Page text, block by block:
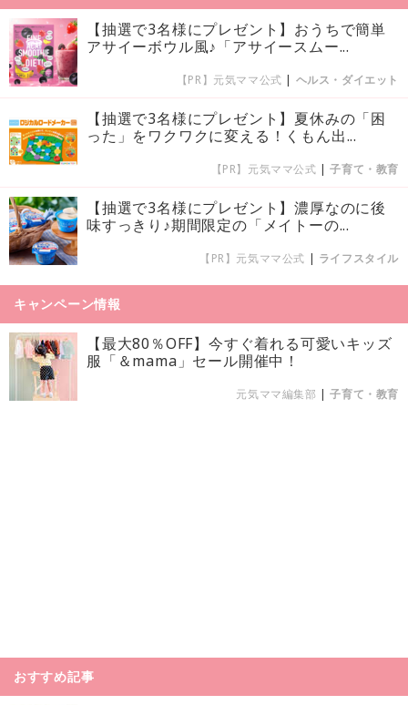
【抽選で3名様にプレゼント】おうちで簡単
アサイーボウル風♪「アサイースムー...
【PR】元気ママ公式 | ヘルス・ダイエット
【抽選で3名様にプレゼント】夏休みの「困
った」をワクワクに変える！くもん出...
【PR】元気ママ公式 |子育て・教育
【抽選で3名様にプレゼント】濃厚なのに後
味すっきり♪期間限定の「メイトーの...
【PR】元気ママ公式 | ライフスタイル
キャンペーン情報
【最大80％OFF】今すぐ着れる可愛いキッズ
服「＆mama」セール開催中！
元気ママ編集部 |子育て・教育
おすすめ記事